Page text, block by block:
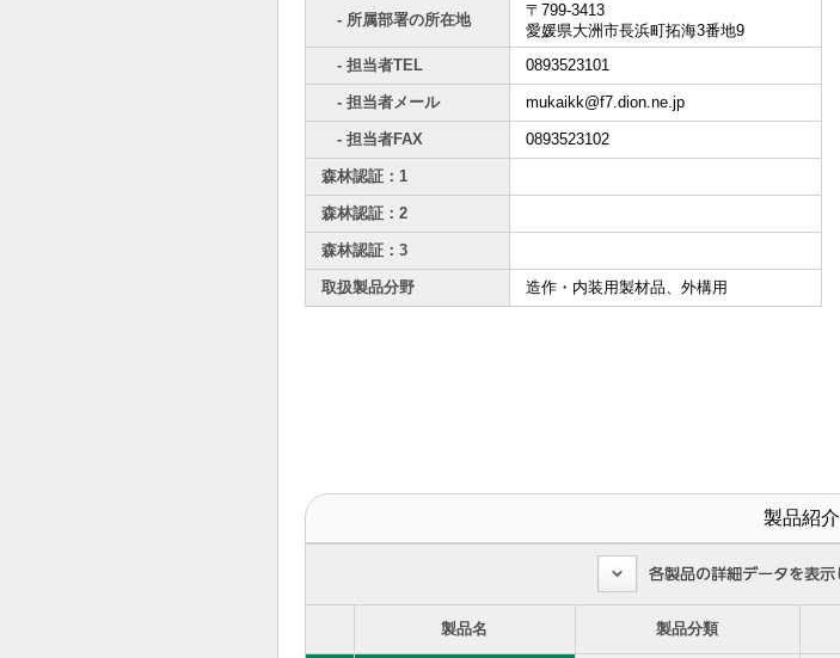
- 所属部署の所在地
〒799-3413
愛媛県大洲市長浜町拓海3番地9
- 担当者TEL
0893523101
- 担当者メール mukaikk@f7.dion.ne.jp
- 担当者FAX 0893523102
森林認証：1
森林認証：2
森林認証：3
取扱製品分野 造作・内装用製材品、外構用
製品紹介
製品名 製品分類